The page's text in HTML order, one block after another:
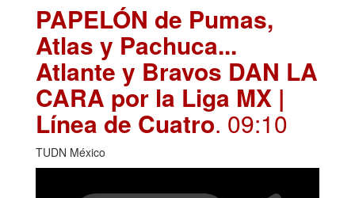
PAPELÓN de Pumas,
Atlas y Pachuca...
Atlante y Bravos DAN LA
CARA por la Liga MX |
Línea de Cuatro. 09:10
TUDN México